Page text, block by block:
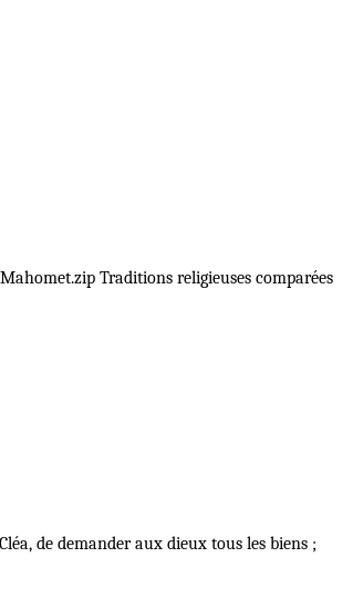
Traditions religieuses comparées
de demander aux dieux tous les biens ;